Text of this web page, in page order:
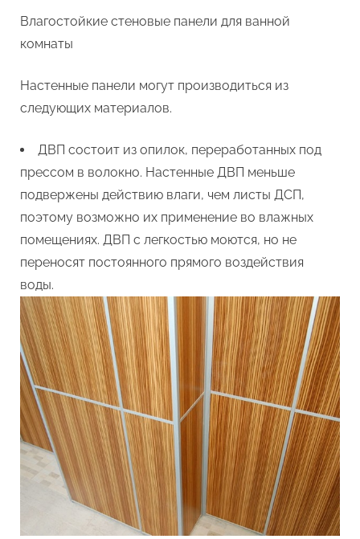
Влагостойкие стеновые панели для ванной
комнаты
Настенные панели могут производиться из
следующих материалов.
ДВП состоит из опилок, переработанных под
прессом в волокно. Настенные ДВП меньше
подвержены действию влаги, чем листы ДСП,
поэтому возможно их применение во влажных
помещениях. ДВП с легкостью моются, но не
переносят постоянного прямого воздействия
воды.